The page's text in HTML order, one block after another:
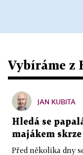
Vybíráme z
JAN KUBITA
Hledá se
majákem
Před několika dny